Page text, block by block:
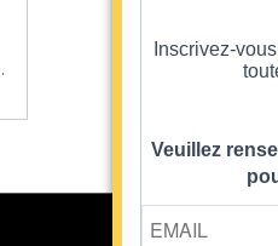
Inscrivez-
Veuillez